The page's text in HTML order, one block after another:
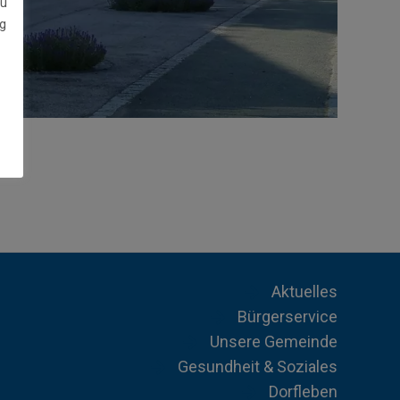
Aktuelles
Bürgerservice
Unsere Gemeinde
Gesundheit & Soziales
Dorfleben